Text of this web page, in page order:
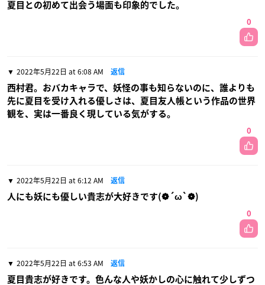
夏目との初めて出会う場面も印象的でした。
0
2022年5月22日 at 6:08 AM 返信
西村君。おバカキャラで、妖怪の事も知らないのに、誰よりも
先に夏目を受け入れる優しさは、夏目友人帳という作品の世界
観を、実は一番良く現している気がする。
0
2022年5月22日 at 6:12 AM 返信
人にも妖にも優しい貴志が大好きです(❁´ω`❁)
0
2022年5月22日 at 6:53 AM 返信
夏目貴志が好きです。色んな人や妖かしの心に触れて少しずつ